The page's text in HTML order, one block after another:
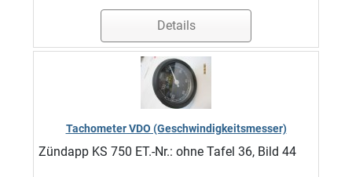
Details
Tachometer VDO (Geschwindigkeitsmesser)
Zündapp KS 750 ET.-Nr.: ohne Tafel 36, Bild 44